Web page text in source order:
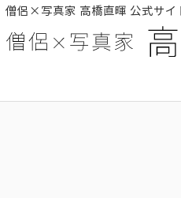
僧侶×写真家 高橋直暉 公式サイ